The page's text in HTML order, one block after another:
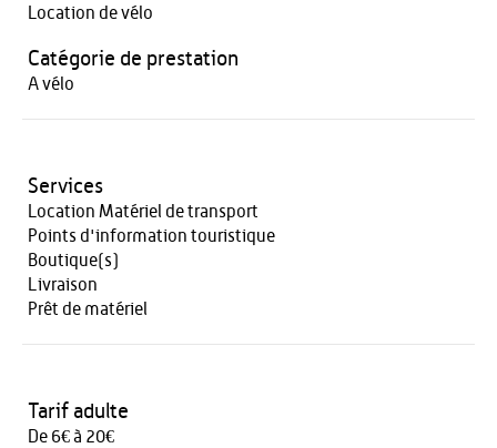
Location de vélo
Catégorie de prestation
A vélo
Services
Location Matériel de transport
Points d'information touristique
Boutique(s)
Livraison
Prêt de matériel
Tarif adulte
De 6€ à 20€